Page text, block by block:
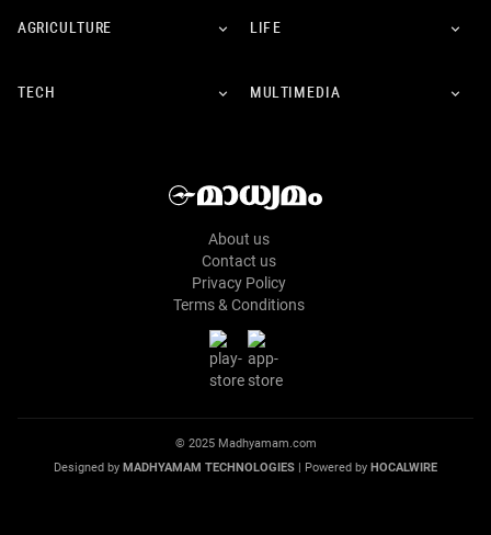
AGRICULTURE LIFE
TECH MULTIMEDIA
About us
Contact us
Privacy Policy
Terms & Conditions
© 2025 Madhyamam.com
Designed by MADHYAMAM TECHNOLOGIES | Powered by HOCALWIRE